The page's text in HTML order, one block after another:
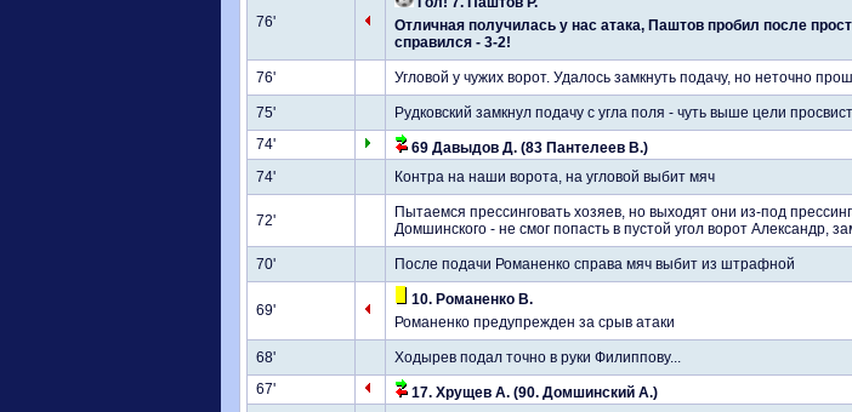
76'
Отличная получилась у нас атака, Паштов пробил после
справился - 3-2!
76' Угловой у чужих ворот. Удалось замкнуть подачу, но неточно
75'
Рудковский замкнул подачу с угла поля - чуть выше цели
74'
69 Давыдов Д. (83 Пантелеев В.)
74'
Контра на наши ворота, на угловой выбит мяч
72'
Пытаемся прессинговать хозяев, но выходят они из-под
Домшинского - не смог попасть в пустой угол ворот Александр,
70' После подачи Романенко справа мяч выбит из штрафной
69'
10. Романенко В.
Романенко предупрежден за срыв атаки
68'
Ходырев подал точно в руки Филиппову...
67'
17. Хрущев А. (90. Домшинский А.)